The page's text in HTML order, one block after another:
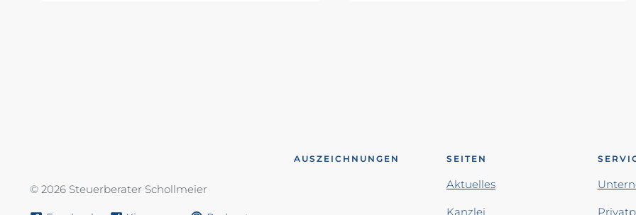
© 2026 Steuerberater Schollmeier
AUSZEICHNUNGEN SEITEN
Aktuelles
Kanzlei